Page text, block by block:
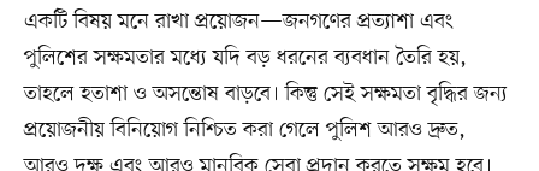
একটি বিষয় মনে রাখা প্রয়োজন—জনগণের প্রত্যাশা এবং
পুলিশের সক্ষমতার মধ্যে যদি বড় ধরনের ব্যবধান তৈরি হয়,
তাহলে হতাশা ও অসন্তোষ বাড়বে। কিন্তু সেই সক্ষমতা বৃদ্ধির জন্য
প্রয়োজনীয় বিনিয়োগ নিশ্চিত করা গেলে পুলিশ আরও দ্রুত,